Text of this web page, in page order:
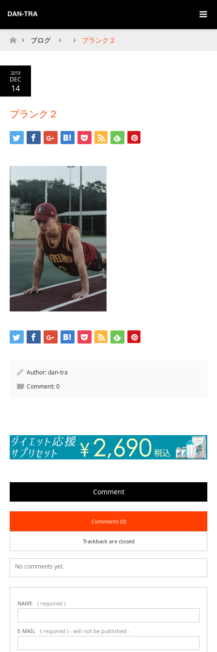
Home
ブログ プランク２
2019
DEC
14
プランク２
Author:dan-tra
Comment:0
Comment
Comments (0)
Trackback are closed
No comments yet.
NAME ( required )
E-MAIL ( required ) - will not be published -